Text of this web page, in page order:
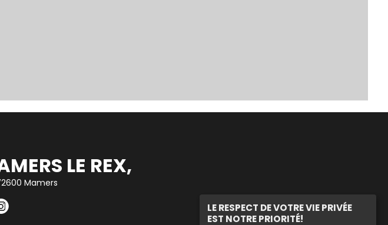
LE RESPECT DE VOTRE VIE PRIVÉE
EST NOTRE PRIORITÉ!
LE REX,
Mamers